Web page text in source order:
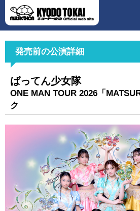
発売前の公演詳細
ばってん少女隊
ONE MAN TOUR 2026「
ク